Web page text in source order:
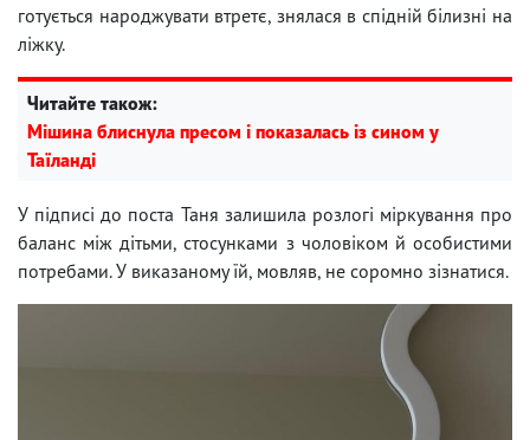
готується народжувати втретє, знялася в спідній білизні на
ліжку.
Читайте також:
Мішина блиснула пресом і показалась із сином у
Таїланді
У підписі до поста Таня залишила розлогі міркування про
баланс між дітьми, стосунками з чоловіком й особистими
потребами. У виказаному їй, мовляв, не соромно зізнатися.